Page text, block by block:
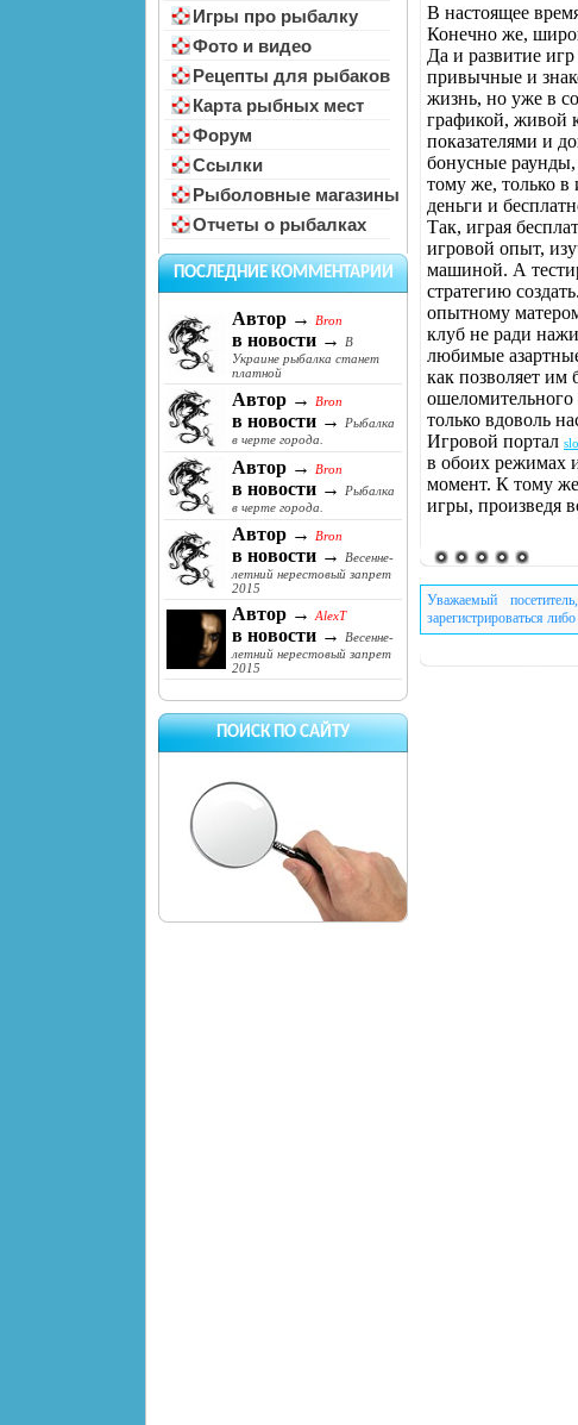
Игры про рыбалку
Фото и видео
Рецепты для рыбаков
Карта рыбных мест
Форум
Ссылки
Рыболовные магазины
Отчеты о рыбалках
ПОСЛЕДНИЕ КОММЕНТАРИИ
Автор → Bron
в новости →
В
Украине рыбалка станет
платной
Автор → Bron
в новости →
Рыбалка
в черте города.
Автор → Bron
в новости →
Рыбалка
в черте города.
Автор → Bron
в новости →
Весенне-
летний нерестовый запрет
2015
Автор → AlexT
в новости →
Весенне-
летний нерестовый запрет
2015
ПОИСК ПО САЙТУ
В настоящее
Конечно же,
Да и развитие
привычные и
жизнь, но уже в
графикой, живой
показателями и
бонусные
тому же, только в
деньги и
Так, играя
игровой опыт,
машиной. А
стратегию
опытному
клуб не ради
любимые
как позволяет им
только вдоволь
Игровой портал
в обоих режимах
момент. К тому
игры, произведя
Уважаемый
зарегистрироваться